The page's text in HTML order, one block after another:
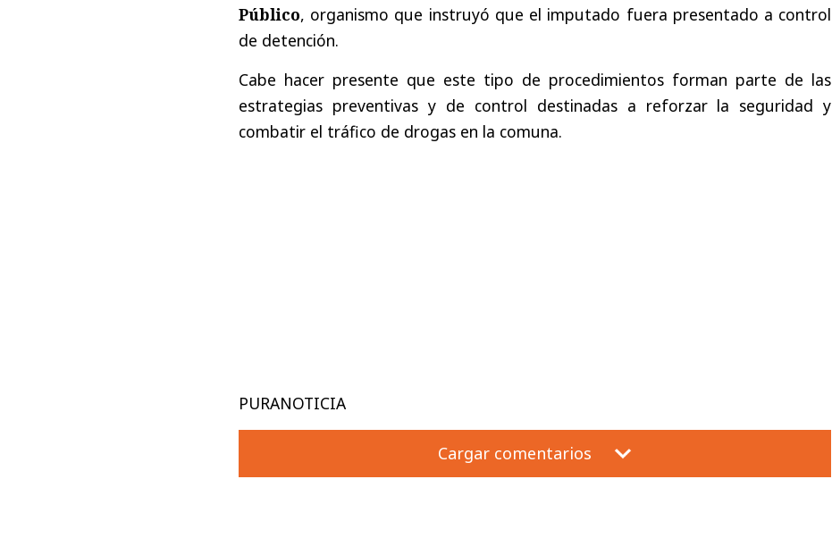
Público, organismo que instruyó que el imputado fuera presentado a control
de detención.
Cabe hacer presente que este tipo de procedimientos forman parte de las
estrategias preventivas y de control destinadas a reforzar la seguridad y
combatir el tráfico de drogas en la comuna.
PURANOTICIA
Cargar comentarios